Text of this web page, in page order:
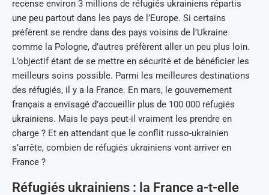
recense environ 3 millions de réfugiés ukrainiens répartis
une peu partout dans les pays de l’Europe. Si certains
préfèrent se rendre dans des pays voisins de l’Ukraine
comme la Pologne, d’autres préfèrent aller un peu plus loin.
L’objectif étant de se mettre en sécurité et de bénéficier les
meilleurs soins possible. Parmi les meilleures destinations
des réfugiés, il y a la France. En mars, le gouvernement
français a envisagé d’accueillir plus de 100 000 réfugiés
ukrainiens. Mais le pays peut-il vraiment les prendre en
charge ? Et en attendant que le conflit russo-ukrainien
s’arrête, combien de réfugiés ukrainiens vont arriver en
France ?
Réfugiés ukrainiens : la France a-t-elle